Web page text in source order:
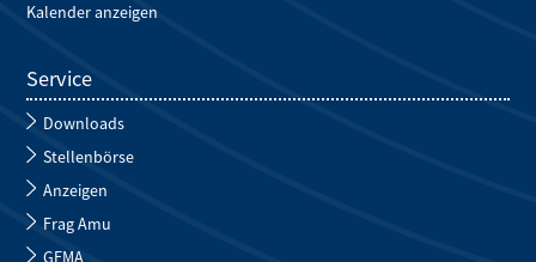
Kalender anzeigen
Service
Downloads
Stellenbörse
Anzeigen
Frag Amu
GEMA